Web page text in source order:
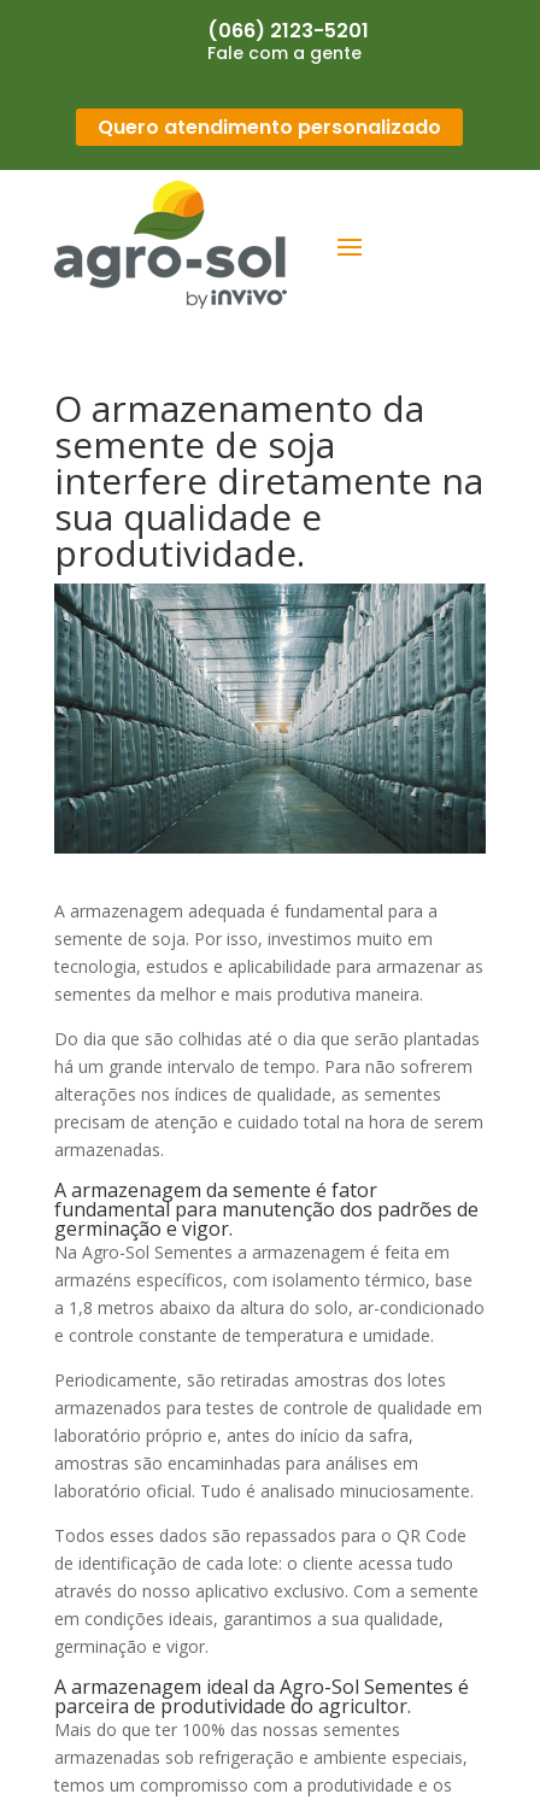
(066) 2123-5201
Fale com a gente
Quero atendimento personalizado
O armazenamento da
semente de soja
interfere diretamente na
sua qualidade e
produtividade.
A armazenagem adequada é fundamental para a
semente de soja. Por isso, investimos muito em
tecnologia, estudos e aplicabilidade para armazenar as
sementes da melhor e mais produtiva maneira.
Do dia que são colhidas até o dia que serão plantadas
há um grande intervalo de tempo. Para não sofrerem
alterações nos índices de qualidade, as sementes
precisam de atenção e cuidado total na hora de serem
armazenadas.
A armazenagem da semente é fator
fundamental para manutenção dos padrões de
germinação e vigor.
Na Agro-Sol Sementes a armazenagem é feita em
armazéns específicos, com isolamento térmico, base
a 1,8 metros abaixo da altura do solo, ar-condicionado
e controle constante de temperatura e umidade.
Periodicamente, são retiradas amostras dos lotes
armazenados para testes de controle de qualidade em
laboratório próprio e, antes do início da safra,
amostras são encaminhadas para análises em
laboratório oficial. Tudo é analisado minuciosamente.
Todos esses dados são repassados para o QR Code
de identificação de cada lote: o cliente acessa tudo
através do nosso aplicativo exclusivo. Com a semente
em condições ideais, garantimos a sua qualidade,
germinação e vigor.
A armazenagem ideal da Agro-Sol Sementes é
parceira de produtividade do agricultor.
Mais do que ter 100% das nossas sementes
armazenadas sob refrigeração e ambiente especiais,
temos um compromisso com a produtividade e os